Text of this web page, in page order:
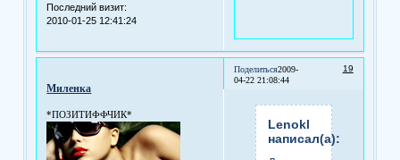
Последний визит:
2010-01-25 12:41:24
Поделиться 19
2009-
04-22 21:08:44
Миленка
*ПОЗИТИФФЧИК*
Lenokl
написал(а):